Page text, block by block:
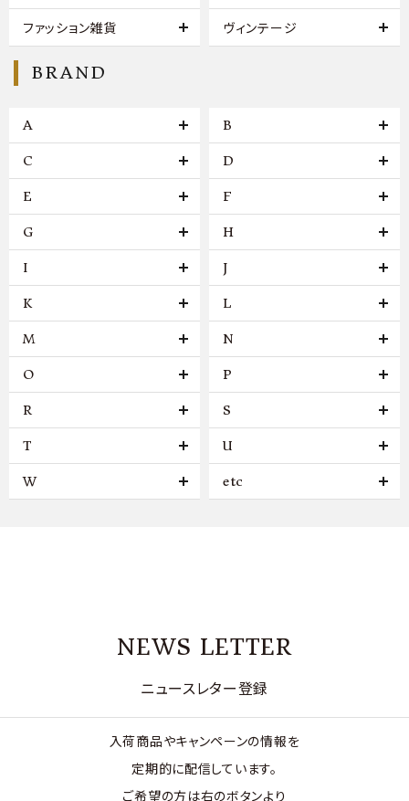
ファッション雑貨 ヴィンテージ
BRAND
A B
C D
E F
G H
I J
K L
M N
O P
R S
T U
W etc
NEWS LETTER
ニュースレター登録
入荷商品やキャンペーンの情報を
定期的に配信しています。
ご希望の方は右のボタンより